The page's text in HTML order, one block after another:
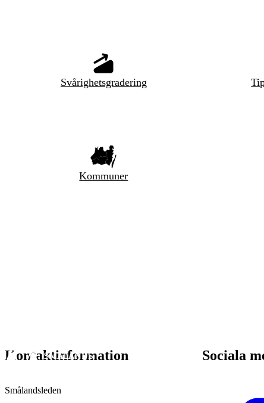
Svårighetsgradering
Kommuner
Kontaktinformation
Smålandsleden
Sociala